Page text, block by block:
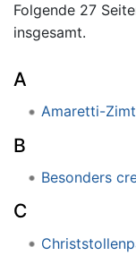
Folgende 27
insgesamt.
A
Amaretti-
B
Besonders
C